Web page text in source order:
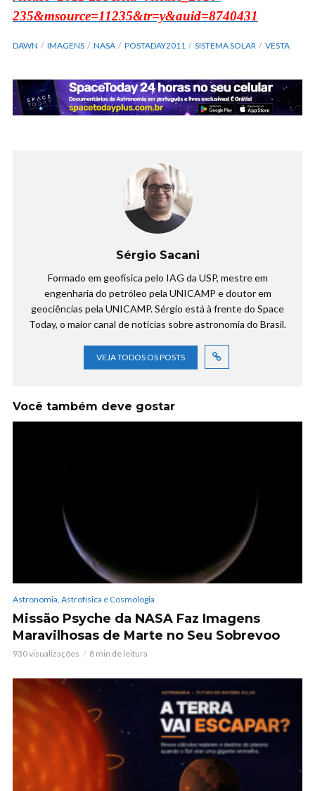
235&msource=11235&tr=y&auid=8740431
DAWN IMAGENS NASA POSTADAY2011 SISTEMA SOLAR VESTA
Sérgio Sacani
Formado em geofísica pelo IAG da USP, mestre em
engenharia do petróleo pela UNICAMP e doutor em
geociências pela UNICAMP. Sérgio está à frente do Space
Today, o maior canal de notícias sobre astronomia do Brasil.
VEJA TODOS OS POSTS
Você também deve gostar
Astronomia, Astrofísica e Cosmologia
Missão Psyche da NASA Faz Imagens
Maravilhosas de Marte no Seu Sobrevoo
930 visualizações 8 min de leitura